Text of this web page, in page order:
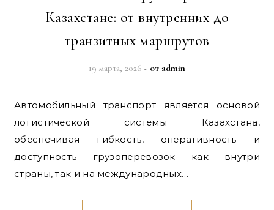
Казахстане: от внутренних до
транзитных маршрутов
19 марта, 2026 - от admin
Автомобильный транспорт является основой
логистической системы Казахстана,
обеспечивая гибкость, оперативность и
доступность грузоперевозок как внутри
страны, так и на международных…